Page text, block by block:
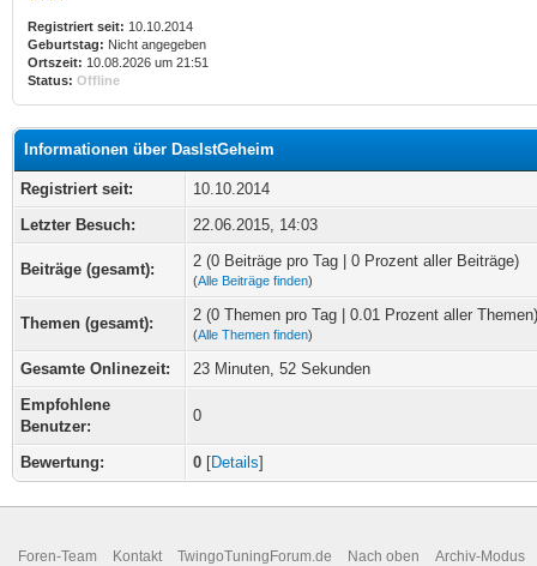
Registriert seit: 10.10.2014
Geburtstag: Nicht angegeben
Ortszeit: 10.08.2026 um 21:51
Status: Offline
Informationen über DasIstGeheim
Registriert seit:
10.10.2014
Letzter Besuch:
22.06.2015, 14:03
Beiträge (gesamt): 2 (0 Beiträge pro Tag | 0 Prozent aller Beiträge)
(Alle Beiträge finden)
Themen (gesamt): 2 (0 Themen pro Tag | 0.01 Prozent aller Themen)
(Alle Themen finden)
Gesamte Onlinezeit:
23 Minuten, 52 Sekunden
Empfohlene
Benutzer:
0
Bewertung: 0 [Details]
Foren-Team Kontakt TwingoTuningForum.de Nach oben Archiv-Modus